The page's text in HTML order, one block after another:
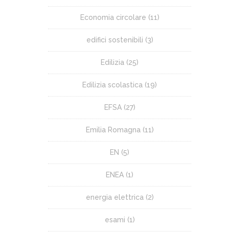
Economia circolare (11)
edifici sostenibili (3)
Edilizia (25)
Edilizia scolastica (19)
EFSA(27)
Emilia Romagna(11)
EN (5)
ENEA (1)
energia elettrica(2)
esami (1)